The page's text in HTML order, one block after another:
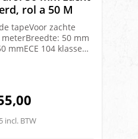
rol a 50 M
tapeVoor zachte
50 mm
mmECE 104 klasse
incl. BTW